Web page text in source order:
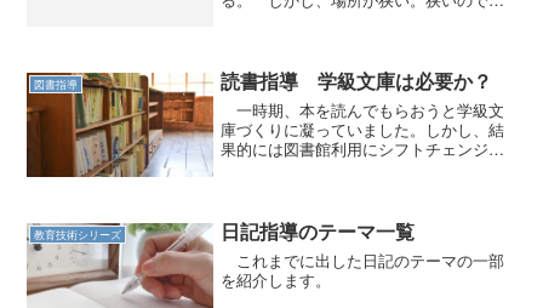
ドル走と同時に行っている実践...
図書指導 読書指導 学級文庫は必要か？
一時期、本を読んでもらおうと学級文
庫づくりに凝っていました。しかし、結
果的には図書館利用にシフトチェンジし
教育技術シリーズ 日記指導のテーマ一覧
これまでに出した日記のテーマの一部
を紹介します。